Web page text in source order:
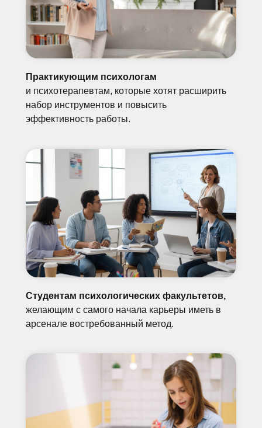
Студентам психологических факультетов,
желающим с самого начала карьеры иметь в
арсенале востребованный метод.
Практикующим психологам
и психотерапевтам, которые хотят расширить
набор инструментов и повысить
эффективность работы.